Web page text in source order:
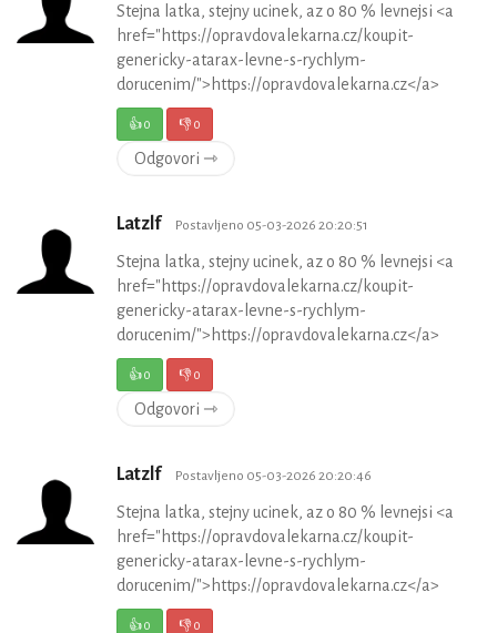
Stejna latka, stejny ucinek, az o 80 % levnejsi <a
href="https://opravdovalekarna.cz/koupit-
genericky-atarax-levne-s-rychlym-
dorucenim/">https://opravdovalekarna.cz</a>
👍0 👎0
Odgovori ⇾
Latzlf Postavljeno 05-03-2026 20:20:51
Stejna latka, stejny ucinek, az o 80 % levnejsi <a
href="https://opravdovalekarna.cz/koupit-
genericky-atarax-levne-s-rychlym-
dorucenim/">https://opravdovalekarna.cz</a>
👍0 👎0
Odgovori ⇾
Latzlf Postavljeno 05-03-2026 20:20:46
Stejna latka, stejny ucinek, az o 80 % levnejsi <a
href="https://opravdovalekarna.cz/koupit-
genericky-atarax-levne-s-rychlym-
dorucenim/">https://opravdovalekarna.cz</a>
👍0 👎0